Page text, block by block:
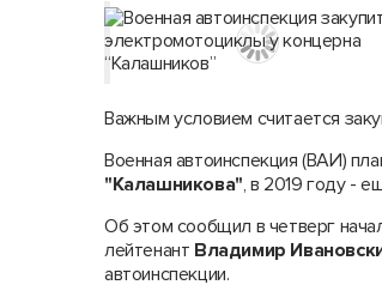
Важным условием считается
Военная автоинспекция (ВАИ)
"Калашникова", в 2019 году -
Об этом сообщил в четверг
лейтенант Владимир
автоинспекции.